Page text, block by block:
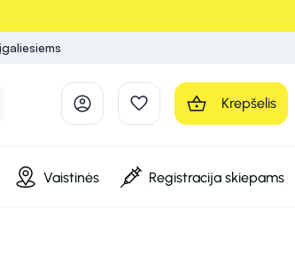
Krepšelis
Vaistinės Registracija skiepams